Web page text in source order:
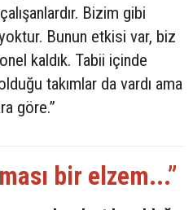
Bizim gibi
Bunun etkisi var, biz
kaldık. Tabii içinde
takımlar da vardı ama
göre.”
bir elzem...”